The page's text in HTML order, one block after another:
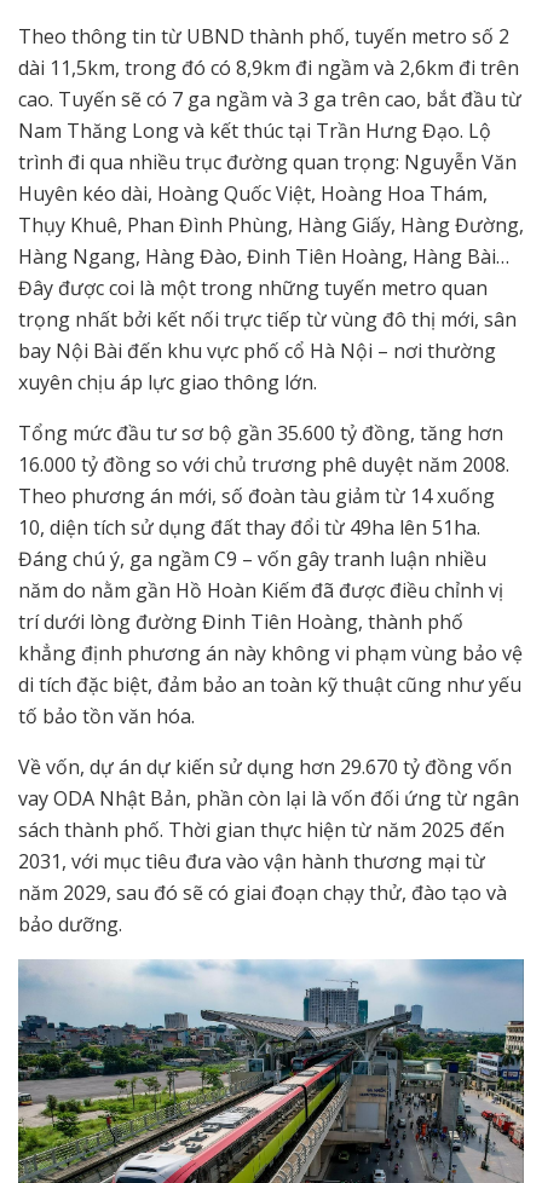
Theo thông tin từ UBND thành phố, tuyến metro số 2
dài 11,5km, trong đó có 8,9km đi ngầm và 2,6km đi trên
cao. Tuyến sẽ có 7 ga ngầm và 3 ga trên cao, bắt đầu từ
Nam Thăng Long và kết thúc tại Trần Hưng Đạo. Lộ
trình đi qua nhiều trục đường quan trọng: Nguyễn Văn
Huyên kéo dài, Hoàng Quốc Việt, Hoàng Hoa Thám,
Thụy Khuê, Phan Đình Phùng, Hàng Giấy, Hàng Đường,
Hàng Ngang, Hàng Đào, Đinh Tiên Hoàng, Hàng Bài…
Đây được coi là một trong những tuyến metro quan
trọng nhất bởi kết nối trực tiếp từ vùng đô thị mới, sân
bay Nội Bài đến khu vực phố cổ Hà Nội – nơi thường
xuyên chịu áp lực giao thông lớn.
Tổng mức đầu tư sơ bộ gần 35.600 tỷ đồng, tăng hơn
16.000 tỷ đồng so với chủ trương phê duyệt năm 2008.
Theo phương án mới, số đoàn tàu giảm từ 14 xuống
10, diện tích sử dụng đất thay đổi từ 49ha lên 51ha.
Đáng chú ý, ga ngầm C9 – vốn gây tranh luận nhiều
năm do nằm gần Hồ Hoàn Kiếm đã được điều chỉnh vị
trí dưới lòng đường Đinh Tiên Hoàng, thành phố
khẳng định phương án này không vi phạm vùng bảo vệ
di tích đặc biệt, đảm bảo an toàn kỹ thuật cũng như yếu
tố bảo tồn văn hóa.
Về vốn, dự án dự kiến sử dụng hơn 29.670 tỷ đồng vốn
vay ODA Nhật Bản, phần còn lại là vốn đối ứng từ ngân
sách thành phố. Thời gian thực hiện từ năm 2025 đến
2031, với mục tiêu đưa vào vận hành thương mại từ
năm 2029, sau đó sẽ có giai đoạn chạy thử, đào tạo và
bảo dưỡng.